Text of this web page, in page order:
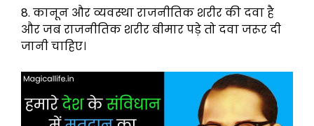
8. कानून और व्यवस्था राजनीतिक शरीर की दवा है
और जब राजनीतिक शरीर बीमार पड़े तो दवा जरूर दी
जानी चाहिए।